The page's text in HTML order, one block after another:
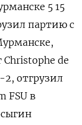
5 15
партию с
Сhristophe de
2, отгрузил
FSU в